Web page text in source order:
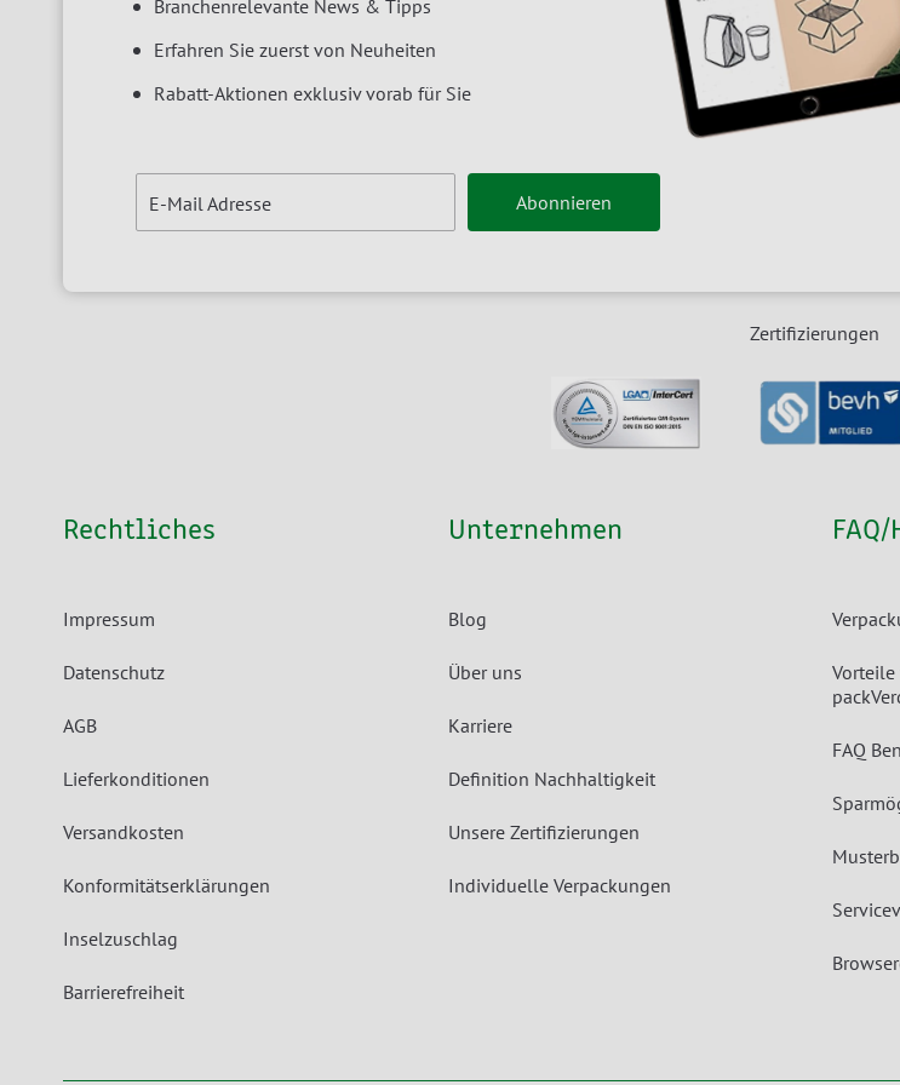
Branchenrelevante News & Tipps
Erfahren Sie zuerst von Neuheiten
Rabatt-Aktionen exklusiv vorab für Sie
E-Mail Adresse Abonnieren
Zertifizierungen
Rechtliches
Impressum
Datenschutz
AGB
Lieferkonditionen
Versandkosten
Konformitätserklärungen
Inselzuschlag
Barrierefreiheit
Unternehmen
Blog
Über uns
Karriere
Definition Nachhaltigkeit
Unsere Zertifizierungen
Individuelle Verpackungen
FAQ